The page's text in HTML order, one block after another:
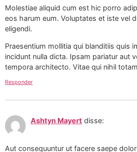
Molestiae aliquid cum est hic porro
eos harum eum. Voluptates et iste vel
eligendi.
Praesentium mollitia qui blanditiis quis
incidunt nulla dicta. Ipsam pariatur aut
tempora architecto. Vitae qui nihil
Responder
Ashtyn Mayert disse:
Aut consequuntur ut facere saepe